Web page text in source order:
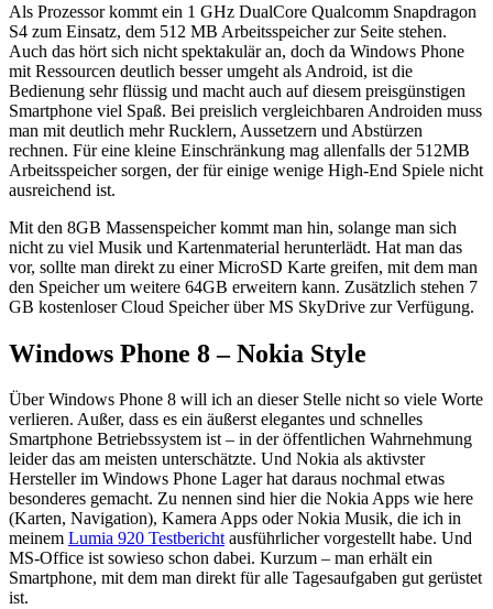
Als Prozessor kommt ein 1 GHz DualCore Qualcomm Snapdragon
S4 zum Einsatz, dem 512 MB Arbeitsspeicher zur Seite stehen.
Auch das hört sich nicht spektakulär an, doch da Windows Phone
mit Ressourcen deutlich besser umgeht als Android, ist die
Bedienung sehr flüssig und macht auch auf diesem preisgünstigen
Smartphone viel Spaß. Bei preislich vergleichbaren Androiden muss
man mit deutlich mehr Rucklern, Aussetzern und Abstürzen
rechnen. Für eine kleine Einschränkung mag allenfalls der 512MB
Arbeitsspeicher sorgen, der für einige wenige High-End Spiele nicht
ausreichend ist.
Mit den 8GB Massenspeicher kommt man hin, solange man sich
nicht zu viel Musik und Kartenmaterial herunterlädt. Hat man das
vor, sollte man direkt zu einer MicroSD Karte greifen, mit dem man
den Speicher um weitere 64GB erweitern kann. Zusätzlich stehen 7
GB kostenloser Cloud Speicher über MS SkyDrive zur Verfügung.
Windows Phone 8 – Nokia Style
Über Windows Phone 8 will ich an dieser Stelle nicht so viele Worte
verlieren. Außer, dass es ein äußerst elegantes und schnelles
Smartphone Betriebssystem ist – in der öffentlichen Wahrnehmung
leider das am meisten unterschätzte. Und Nokia als aktivster
Hersteller im Windows Phone Lager hat daraus nochmal etwas
besonderes gemacht. Zu nennen sind hier die Nokia Apps wie here
(Karten, Navigation), Kamera Apps oder Nokia Musik, die ich in
meinem Lumia 920 Testberichtausführlicher vorgestellt habe. Und
MS-Office ist sowieso schon dabei. Kurzum – man erhält ein
Smartphone, mit dem man direkt für alle Tagesaufgaben gut gerüstet
ist.